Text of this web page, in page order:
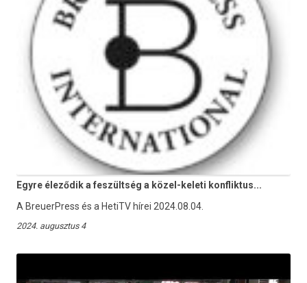
Egyre éleződik a feszültség a közel-keleti konfliktus...
A BreuerPress és a HetiTV hírei 2024.08.04.
2024. augusztus 4